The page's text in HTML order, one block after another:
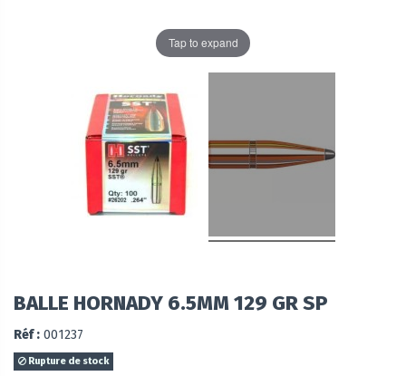
Tap to expand
BALLE HORNADY 6.5MM 129 GR SP
Réf : 001237
Rupture de stock